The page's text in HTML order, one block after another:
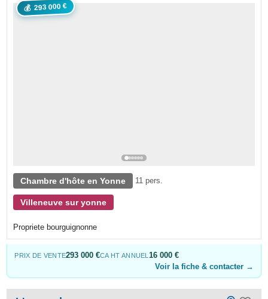
💰 293 000 €
Chambre d'hôte en Yonne 11 pers.
Villeneuve sur yonne
Propriete bourguignonne
PRIX DE VENTE293 000 €CA HT ANNUEL 16 000 €
Voir la fiche & contacter →